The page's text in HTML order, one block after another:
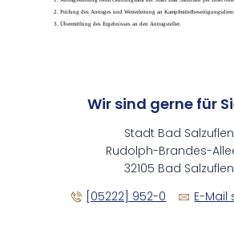
Prüfung des Antrages und Weiterleitung an
Übermittlung des Ergebnisses an den Antragsteller.
Wir sind gerne für
Stadt Bad Salzuflen
Rudolph-Brandes-
32105 Bad Salzuflen
[05222] 952-0
E-Mail